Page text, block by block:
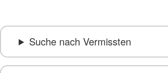
Suche nach Vermissten